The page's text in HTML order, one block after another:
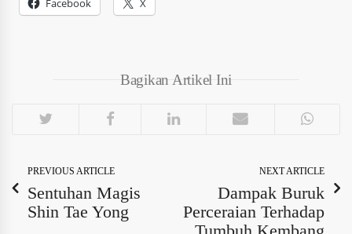
Facebook X
Bagikan Artikel Ini
PREVIOUS ARTICLE
Sentuhan Magis
Shin Tae Yong
NEXT ARTICLE
Dampak Buruk
Perceraian Terhadap